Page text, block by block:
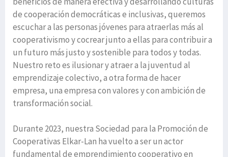
de cooperación democráticas e inclusivas, queremos
escuchar a las personas jóvenes para atraerlas más al
cooperativismo y cocrear junto a ellas para contribuir a
un futuro más justo y sostenible para todos y todas.
Nuestro reto es ilusionar y atraer a la juventud al
emprendizaje colectivo, a otra forma de hacer
empresa, una empresa con valores y con ambición de
transformación social.
Durante 2023, nuestra Sociedad para la Promoción de
Cooperativas Elkar-Lan ha vuelto a ser un actor
fundamental de emprendimiento cooperativo en